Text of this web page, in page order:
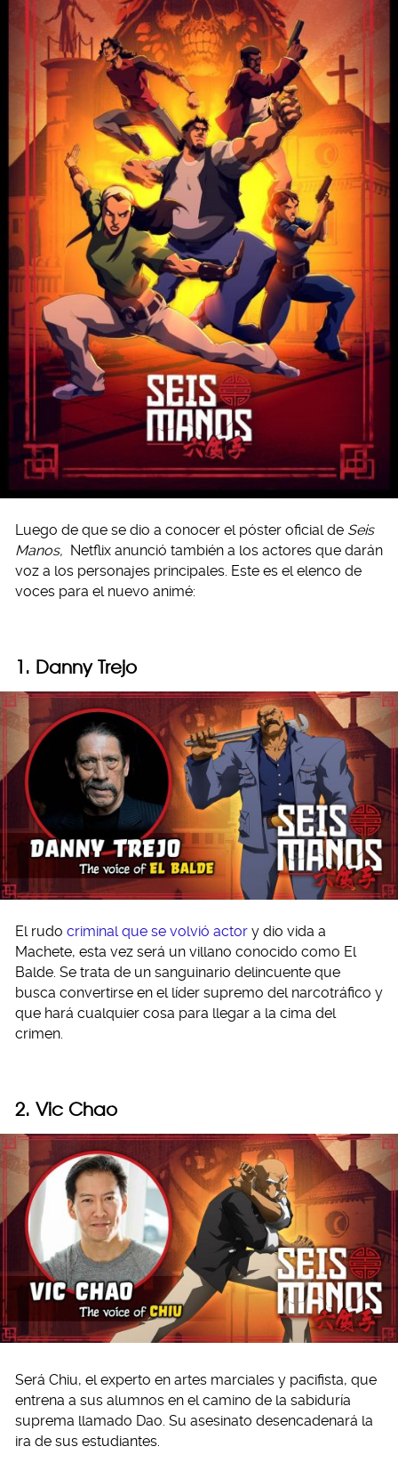
Luego de que se dio a conocer el póster oficial de Seis
Manos, Netflix anunció también a los actores que darán
voz a los personajes principales. Este es el elenco de
voces para el nuevo animé:
1. Danny Trejo
El rudo criminal que se volvió actor y dio vida a
Machete, esta vez será un villano conocido como El
Balde. Se trata de un sanguinario delincuente que
busca convertirse en el líder supremo del narcotráfico y
que hará cualquier cosa para llegar a la cima del
crimen.
2. Vic Chao
Será Chiu, el experto en artes marciales y pacifista, que
entrena a sus alumnos en el camino de la sabiduría
suprema llamado Dao. Su asesinato desencadenará la
ira de sus estudiantes.